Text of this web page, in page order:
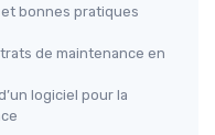
bonnes pratiques
de maintenance en
logiciel pour la